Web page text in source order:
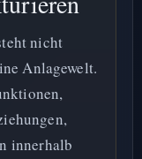
nicht
Anlagewelt.
innerhalb